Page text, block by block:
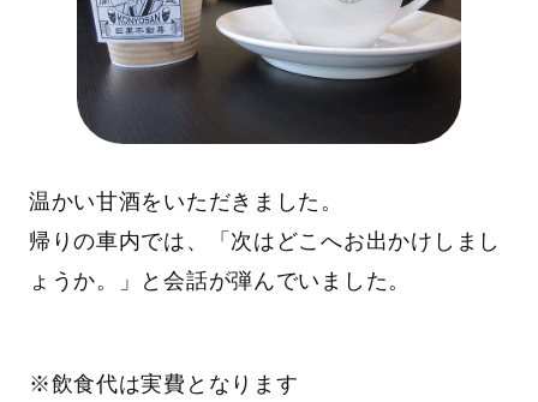
温かい甘酒をいただきました。
帰りの車内では、「次はどこへお出かけしまし
ょうか。」と会話が弾んでいました。
※飲食代は実費となります